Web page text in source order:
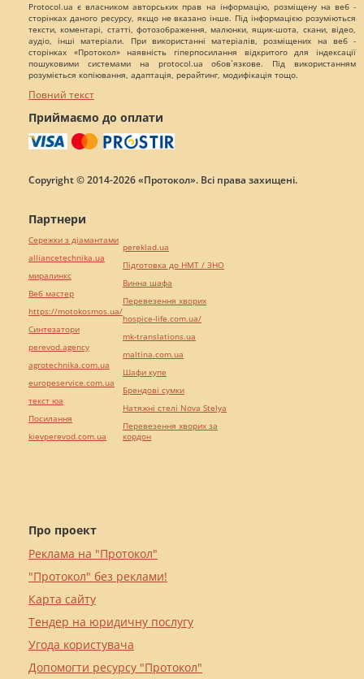
Protocol.ua є власником авторських прав на інформацію, розміщену на веб -
сторінках даного ресурсу, якщо не вказано інше. Під інформацією розуміються
тексти, коментарі, статті, фотозображення, малюнки, ящик-шота, скани, відео,
аудіо, інші матеріали. При використанні матеріалів, розміщених на веб -
сторінках «Протокол» наявність гіперпосилання відкритого для індексації
пошуковими системами на protocol.ua обов`язкове. Під використанням
розуміється копіювання, адаптація, рерайтинг, модифікація тощо.
Повний текст
Приймаємо до оплати
Copyright © 2014-2026 «Протокол». Всі права захищені.
Про проект
Реклама на "Протокол"
"Протокол" без реклами!
Карта сайту
Тендер на юридичну послугу
Угода користувача
Допомогти ресурсу "Протокол"
Партнери
Сережки з діамантами
alliancetechnika.ua
миралинкс
Веб мастер
https://motokosmos.ua/
Синтезатори
perevod.agency
agrotechnika.com.ua
europeservice.com.ua
текст юа
Посилання
kievperevod.com.ua
pereklad.ua
Підготовка до НМТ / ЗНО
Винна шафа
Перевезення хворих
hospice-life.com.ua/
mk-translations.ua
maltina.com.ua
Шафи купе
Брендові сумки
Натяжні стелі Nova Stelya
Перевезення хворих за
кордон